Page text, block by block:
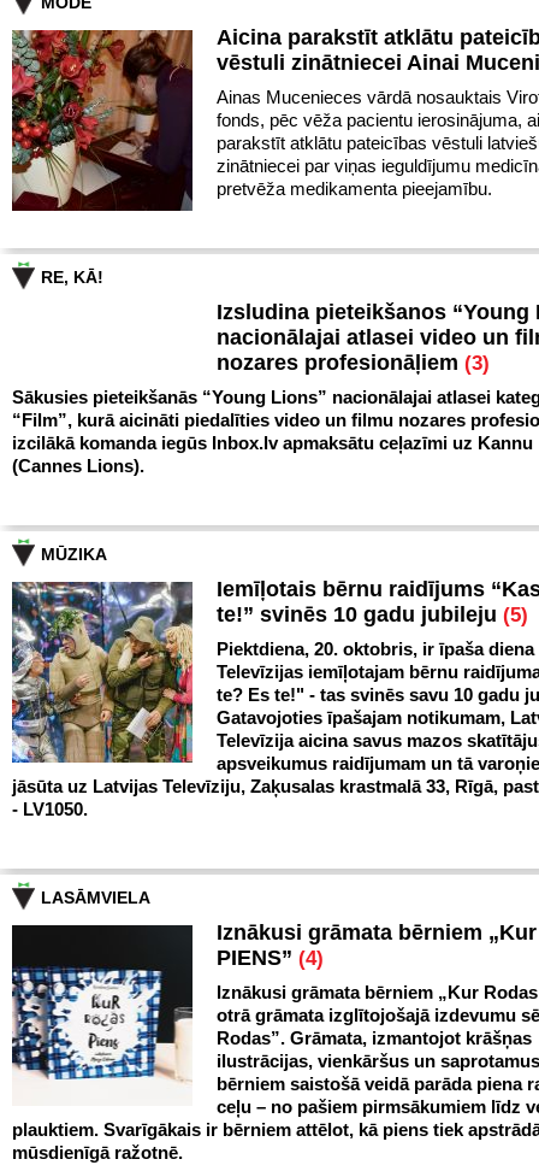
Aicina parakstīt atklātu
vēstuli zinātniecei Ainai
Ainas Mucenieces vārdā nosauktais
fonds, pēc vēža pacientu ierosinājuma,
parakstīt atklātu pateicības vēstuli
zinātniecei par viņas ieguldījumu
pretvēža medikamenta pieejamību.
RE, KĀ!
Izsludina pieteikšanos “Young
nacionālajai atlasei video un
nozares profesionāļiem (3)
Sākusies pieteikšanās “Young Lions” nacionālajai atlasei
“Film”, kurā aicināti piedalīties video un filmu nozares
izcilākā komanda iegūs Inbox.lv apmaksātu ceļazīmi uz Kannu
(Cannes Lions).
MŪZIKA
Iemīļotais bērnu raidījums
te!” svinēs 10 gadu jubileju (5)
Piektdiena, 20. oktobris, ir īpaša
Televīzijas iemīļotajam bērnu
te? Es te!" - tas svinēs savu 10 gadu
Gatavojoties īpašajam notikumam,
Televīzija aicina savus mazos
apsveikumus raidījumam un tā
jāsūta uz Latvijas Televīziju, Zaķusalas krastmalā 33, Rīgā,
- LV1050.
LASĀMVIELA
Iznākusi grāmata bērniem
PIENS” (4)
Iznākusi grāmata bērniem „Kur
otrā grāmata izglītojošajā izdevumu
Rodas”. Grāmata, izmantojot krāšņas
ilustrācijas, vienkāršus un
bērniem saistošā veidā parāda piena
ceļu – no pašiem pirmsākumiem līdz
plauktiem. Svarīgākais ir bērniem attēlot, kā piens tiek
mūsdienīgā ražotnē.